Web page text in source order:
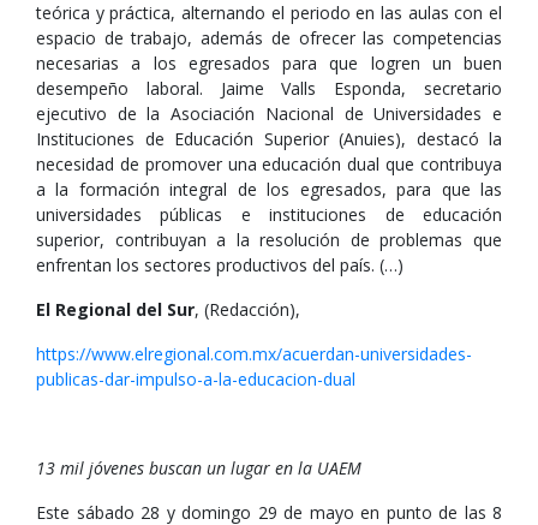
teórica y práctica, alternando el periodo en las aulas con el
espacio de trabajo, además de ofrecer las competencias
necesarias a los egresados para que logren un buen
desempeño laboral. Jaime Valls Esponda, secretario
ejecutivo de la Asociación Nacional de Universidades e
Instituciones de Educación Superior (Anuies), destacó la
necesidad de promover una educación dual que contribuya
a la formación integral de los egresados, para que las
universidades públicas e instituciones de educación
superior, contribuyan a la resolución de problemas que
enfrentan los sectores productivos del país. (…)
El Regional del Sur, (Redacción),
https://www.elregional.com.mx/acuerdan-universidades-
publicas-dar-impulso-a-la-educacion-dual
13 mil jóvenes buscan un lugar en la UAEM
Este sábado 28 y domingo 29 de mayo en punto de las 8